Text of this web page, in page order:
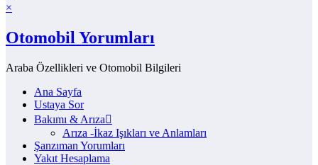
×
Otomobil Yorumları
Araba Özellikleri ve Otomobil Bilgileri
Ana Sayfa
Ustaya Sor
Bakımı & Arıza
Arıza -İkaz Işıkları ve Anlamları
Şanzıman Yorumları
Yakıt Hesaplama